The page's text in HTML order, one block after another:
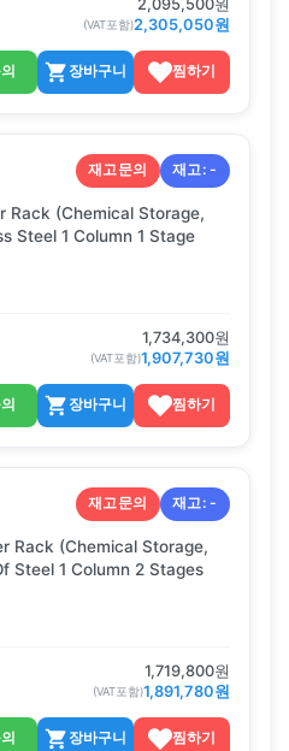
2,095,500원
(VAT포함)2,305,050원
장바구니 찜하기
재고문의 재고:-
Rack (Chemical Storage,
Steel 1 Column 1 Stage
1,734,300원
(VAT포함)1,907,730원
장바구니 찜하기
재고문의 재고:-
Rack (Chemical Storage,
Steel 1 Column 2 Stages
1,719,800원
(VAT포함)1,891,780원
장바구니 찜하기